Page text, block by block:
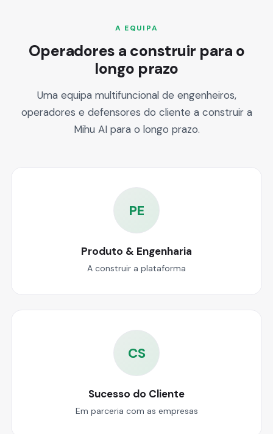
A EQUIPA
Operadores a construir para o
longo prazo
Uma equipa multifuncional de engenheiros,
operadores e defensores do cliente a construir a
Mihu AI para o longo prazo.
PE
Produto & Engenharia
A construir a plataforma
CS
Sucesso do Cliente
Em parceria com as empresas